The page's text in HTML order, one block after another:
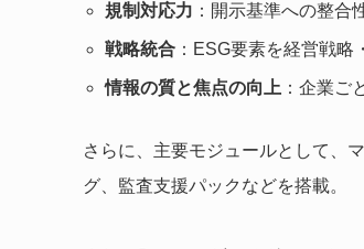
規制対応力 ：開示基準への整合
戦略統合 ：ESG要素を経営戦
情報の質と焦点の向上 ：企業ご
さらに、主要モジュールとして、
グ、監査支援パックなどを搭載。